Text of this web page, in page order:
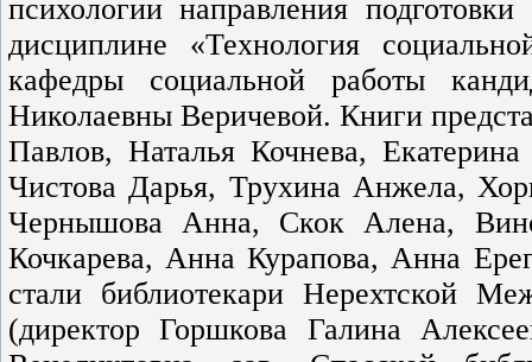
психологии направления
дисциплине «Технология
кафедры социальной работы
Николаевны Веричевой. Книги
Павлов, Наталья Кочнева,
Чистова Дарья, Трухина Анжела,
Чернышова Анна, Скок Алена,
Кочкарева, Анна Курапова, Анна
стали библиотекари Нерехтской
(директор Горшкова Галина